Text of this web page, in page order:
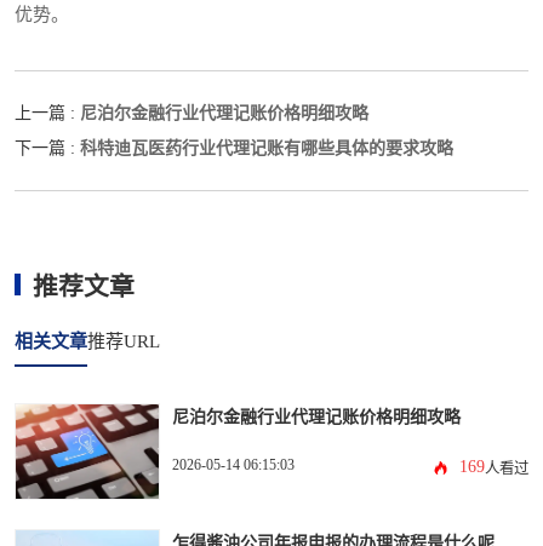
优势。
上一篇 : 尼泊尔金融行业代理记账价格明细攻略
下一篇 : 科特迪瓦医药行业代理记账有哪些具体的要求攻略
推荐文章
相关文章推荐URL
尼泊尔金融行业代理记账价格明细攻略
2026-05-14 06:15:03 169人看过